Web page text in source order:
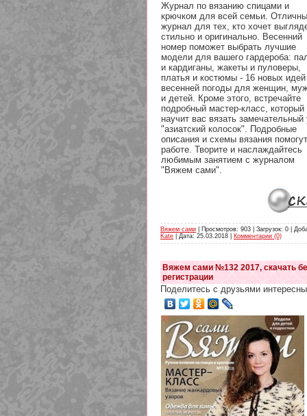
Журнал по вязанию спицами и
крючком для всей семьи.
журнал для тех, кто хочет
стильно и оригинально. Весенний
номер поможет выбрать лучшие
модели для вашего гардероба:
и кардиганы, жакеты и пуловеры,
платья и костюмы - 16 новых
весенней погоды для женщин,
и детей. Кроме этого, встречайте
подробный мастер-класс, который
научит вас вязать замечательный
"азиатский колосок". Подробные
описания и схемы вязания
работе. Творите и наслаждайтесь
любимым занятием с журналом
"Вяжем сами".
Вяжем сами | Просмотров: 903 | Загрузок: 0 |
Kate | Дата: 25.03.2018 Комментарии (0)
Вяжем сами №132 2017, скачать
регистрации
Поделитесь с друзьями